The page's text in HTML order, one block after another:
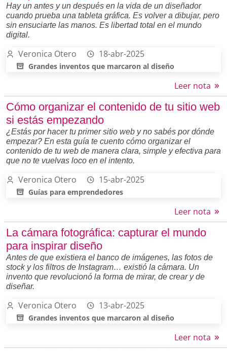
Hay un antes y un después en la vida de un diseñador
cuando prueba una tableta gráfica. Es volver a dibujar, pero
sin ensuciarte las manos. Es libertad total en el mundo
digital.
Veronica Otero 18-abr-2025
Grandes inventos que marcaron al diseño
Leer nota
Cómo organizar el contenido de tu sitio web
si estás empezando
¿Estás por hacer tu primer sitio web y no sabés por dónde
empezar? En esta guía te cuento cómo organizar el
contenido de tu web de manera clara, simple y efectiva para
que no te vuelvas loco en el intento.
Veronica Otero 15-abr-2025
Guías para emprendedores
Leer nota
La cámara fotográfica: capturar el mundo
para inspirar diseño
Antes de que existiera el banco de imágenes, las fotos de
stock y los filtros de Instagram… existió la cámara. Un
invento que revolucionó la forma de mirar, de crear y de
diseñar.
Veronica Otero 13-abr-2025
Grandes inventos que marcaron al diseño
Leer nota